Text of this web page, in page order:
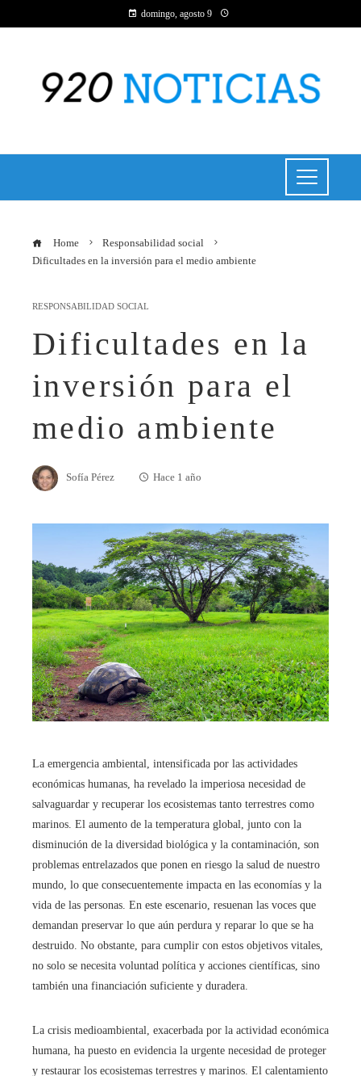
domingo, agosto 9
Home
Responsabilidad social
Dificultades en la inversión para el medio ambiente
RESPONSABILIDAD SOCIAL
Dificultades en la
inversión para el
medio ambiente
Sofía Pérez Hace 1 año
La emergencia ambiental, intensificada por las actividades
económicas humanas, ha revelado la imperiosa necesidad de
salvaguardar y recuperar los ecosistemas tanto terrestres como
marinos. El aumento de la temperatura global, junto con la
disminución de la diversidad biológica y la contaminación, son
problemas entrelazados que ponen en riesgo la salud de nuestro
mundo, lo que consecuentemente impacta en las economías y la
vida de las personas. En este escenario, resuenan las voces que
demandan preservar lo que aún perdura y reparar lo que se ha
destruido. No obstante, para cumplir con estos objetivos vitales,
no solo se necesita voluntad política y acciones científicas, sino
también una financiación suficiente y duradera.
La crisis medioambiental, exacerbada por la actividad económica
humana, ha puesto en evidencia la urgente necesidad de proteger
y restaurar los ecosistemas terrestres y marinos. El calentamiento